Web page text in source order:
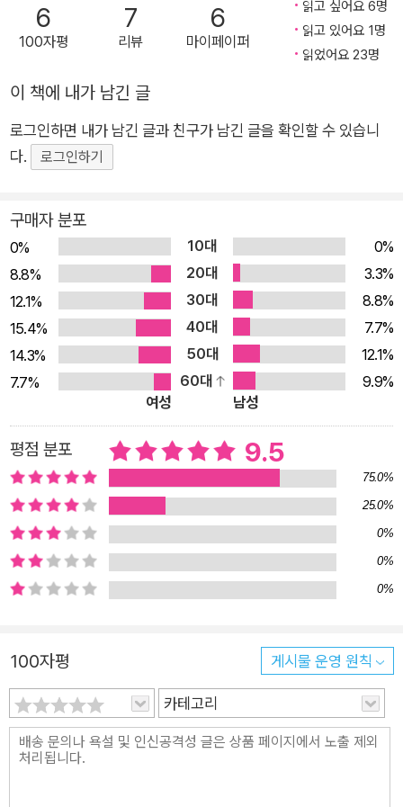
6
100자평
7
리뷰
6
마이페이퍼
읽고 싶어요 6명
읽고 있어요 1명
읽었어요 23명
이 책에 내가 남긴 글
로그인하면 내가 남긴 글과 친구가 남긴 글을 확인할 수 있습니
다.
로그인하기
구매자 분포
0% 10대
0%
8.8%
20대
3.3%
12.1%
30대
8.8%
15.4%
40대
7.7%
14.3%
50대
12.1%
7.7%
60대
9.9%
여성
남성
평점 분포 9.5
75.0%
25.0%
0%
0%
0%
100자평 게시물 운영 원칙
카테고리